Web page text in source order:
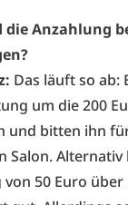
die Anzahlung
Das läuft so ab:
um die 200
und bitten ihn
Salon.
50 Euro über